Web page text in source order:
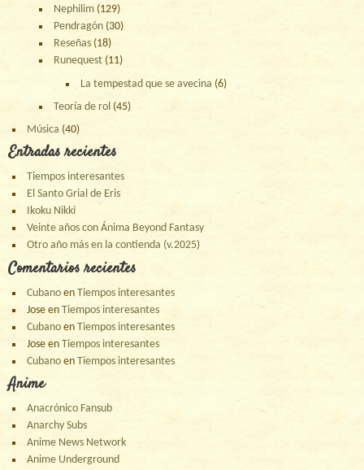
Nephilim (129)
Pendragón (30)
Reseñas (18)
Runequest (11)
La tempestad que se avecina (6)
Teoría de rol (45)
Música (40)
Entradas recientes
Tiempos interesantes
El Santo Grial de Eris
Ikoku Nikki
Veinte años con Ánima Beyond Fantasy
Otro año más en la contienda (v.2025)
Comentarios recientes
Cubano enTiempos interesantes
Jose enTiempos interesantes
Cubano enTiempos interesantes
Jose enTiempos interesantes
Cubano enTiempos interesantes
Anime
Anacrónico Fansub
Anarchy Subs
Anime News Network
Anime Underground